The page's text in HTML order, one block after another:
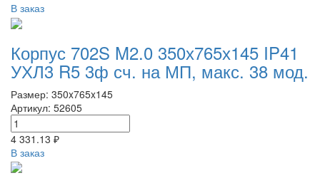
В заказ
Корпус 702S M2.0 350х765х145 IP41
УХЛ3 R5 3ф сч. на МП, макс. 38 мод.
Размер: 350x765x145
Артикул: 52605
4 331.13 ₽
В заказ